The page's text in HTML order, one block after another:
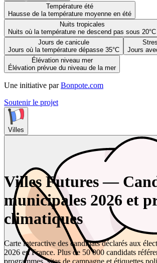
Température été
Hausse de la température moyenne en été
Nuits tropicales
Nuits où la température ne descend pas sous 20°C
Jours de canicule
Jours où la température dépasse 35°C
Jours
Élévation niveau mer
Élévation prévue du niveau de la mer
Une initiative par Bonpote.com
Soutenir le projet
Villes
Villes Futures —
municipales 2026 et
climatiques
Carte interactive des candidats déclarés aux
2026 en France. Plus de 50 000 candidats
programmes, sites de campagne et étiquettes